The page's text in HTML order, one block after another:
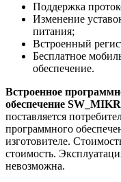
Поддержка
Изменение
питания;
Встроенный
Бесплатное
обеспечение.
Встроенное
обеспечение
поставляется
программного
изготовителе.
стоимость.
невозможна.